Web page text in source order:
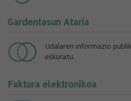
Gardentasun Ataria
Udalaren informazio
eskuratu.
Faktura elektronikoa